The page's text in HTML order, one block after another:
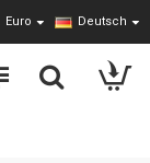
Euro Deutsch